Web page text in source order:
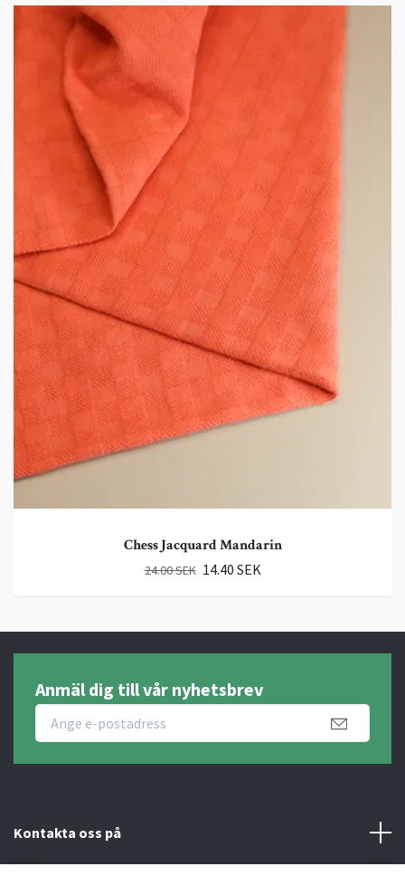
Chess Jacquard Mandarin
24.00 SEK 14.40 SEK
Anmäl dig till vår nyhetsbrev
Kontakta oss på